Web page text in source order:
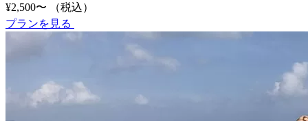
¥2,500〜
（税込）
プランを見る